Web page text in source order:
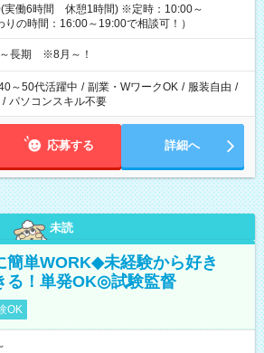
実働6時間 休憩1時間) ※定時：10:00～
の時間：16:00～19:00で相談可！）
～長期 ※8月～！
～50代活躍中 / 副業・WワークOK / 服装自由 /
/ パソコンスキル不要
応募する 詳細へ
未読
簡単WORK◆未経験から好き
る！単発OK◎試験監督
OK